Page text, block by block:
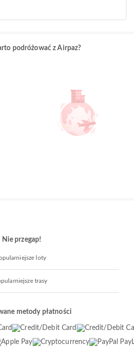
podróżować z Airpaz?
Nie przegap!
loty
trasy
metody płatności